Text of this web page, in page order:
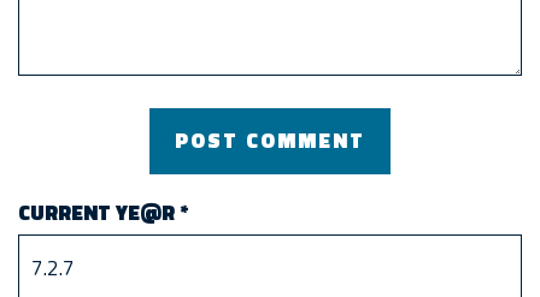
CURRENT YE@R*